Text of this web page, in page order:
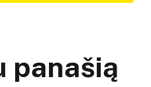
panašią